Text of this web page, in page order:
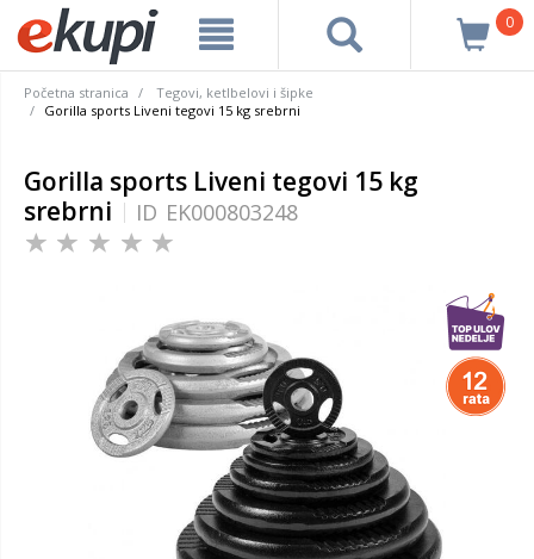
0
Početna stranica
Tegovi, ketlbelovi i šipke
Gorilla sports Liveni tegovi 15 kg srebrni
Gorilla sports Liveni tegovi 15 kg
srebrni
ID EK000803248